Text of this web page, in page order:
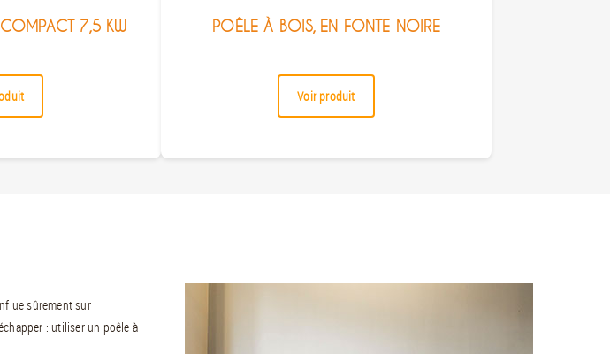
7,5 KW POÊLE À BOIS, EN FONTE NOIRE
Voir produit
sûrement sur
: utiliser un poêle à